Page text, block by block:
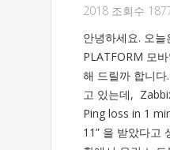
2018 조회수
안녕하세요. 오늘
PLATFORM 모
해 드릴까 합니
고 있는데,
Ping loss in 1
11” 을 받았다고